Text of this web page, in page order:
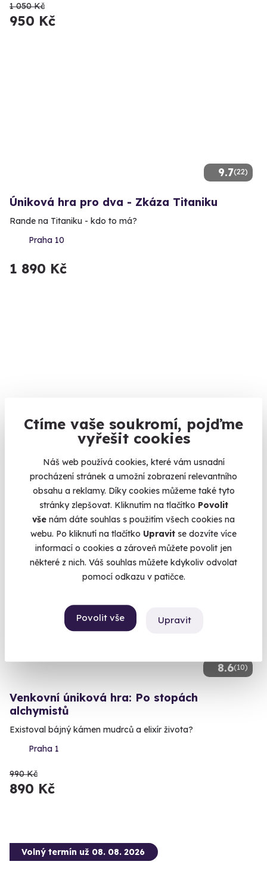
Ctíme vaše soukromí, pojďme
vyřešit cookies
Náš web používá cookies, které vám usnadní
procházení stránek a umožní zobrazení relevantního
obsahu a reklamy. Díky cookies můžeme také tyto
stránky zlepšovat. Kliknutím na tlačítko Povolit
vše nám dáte souhlas s použitím všech cookies na
webu. Po kliknutí na tlačítko Upravit se dozvíte více
informací o cookies a zároveň můžete povolit jen
některé z nich. Váš souhlas můžete kdykoliv odvolat
pomocí odkazu v patičce.
Povolit vše Upravit
1 050 Kč
950 Kč
9.7(22)
Úniková hra pro dva - Zkáza Titaniku
Rande na Titaniku - kdo to má?
Praha 10
1 890 Kč
9.4 (14)
Úniková hra Špioni
Jste poslední naděje aliance!
Praha 2
1 990 Kč
8.6(10)
Volný termín už 08. 08. 2026
Venkovní úniková hra: Po stopách
alchymistů
Existoval bájný kámen mudrců a elixír života?
Praha 1
990 Kč
890 Kč
Volný termín už 08. 08. 2026